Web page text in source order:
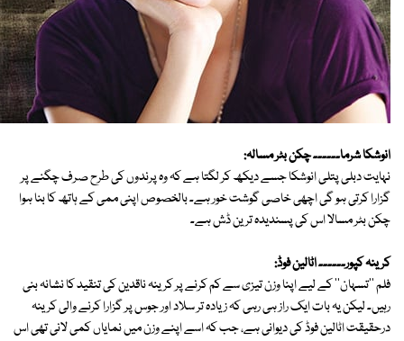
انوشکا شرما۔۔۔۔۔۔ چکن بٹر مسالہ:
نہایت دبلی پتلی انوشکا جسے دیکھ کر لگتا ہے کہ وہ پرندوں کی طرح صرف چگنے پر
گزارا کرتی ہو گی اچھی خاصی گوشت خور ہے۔ بالخصوص اپنی ممی کے ہاتھ کا بنا ہوا
چکن بٹر مسالا اس کی پسندیدہ ترین ڈش ہے۔
کرینہ کپور۔۔۔۔۔۔ اٹالین فوڈ:
فلم ''تسہان'' کے لیے اپنا وزن تیزی سے کم کرنے پر کرینہ ناقدین کی تنقید کا نشانہ بنی
رہیں۔ لیکن یہ بات ایک راز ہی رہی کہ زیادہ تر سلاد اور جوس پر گزارا کرنے والی کرینہ
درحقیقت اٹالین فوڈ کی دیوانی ہے، جب کہ اسے اپنے وزن میں نمایاں کمی لانی تھی اس